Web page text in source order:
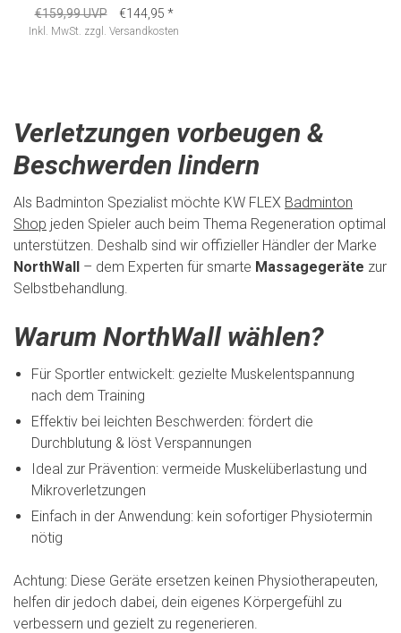
€159,99 UVP €144,95 *
Inkl. MwSt. zzgl. Versandkosten
Verletzungen vorbeugen &
Beschwerden lindern
Als Badminton Spezialist möchte KW FLEX Badminton
Shop jeden Spieler auch beim Thema Regeneration optimal
unterstützen. Deshalb sind wir offizieller Händler der Marke
NorthWall – dem Experten für smarte Massagegeräte zur
Selbstbehandlung.
Warum NorthWall wählen?
Für Sportler entwickelt: gezielte Muskelentspannung
nach dem Training
Effektiv bei leichten Beschwerden: fördert die
Durchblutung & löst Verspannungen
Ideal zur Prävention: vermeide Muskelüberlastung und
Mikroverletzungen
Einfach in der Anwendung: kein sofortiger Physiotermin
nötig
Achtung: Diese Geräte ersetzen keinen Physiotherapeuten,
helfen dir jedoch dabei, dein eigenes Körpergefühl zu
verbessern und gezielt zu regenerieren.